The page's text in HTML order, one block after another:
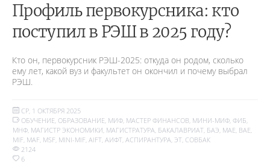
Профиль первокурсника: кто
поступил в РЭШ в 2025 году?
Кто он, первокурсник РЭШ-2025: откуда он родом, сколько
ему лет, какой вуз и факультет он окончил и почему выбрал
РЭШ.
СР, 1 ОКТЯБРЯ 2025
ОБУЧЕНИЕ ОБРАЗОВАНИЕ МИФ МАСТЕР ФИНАНСОВ МИНИ-МИФ ФИБ
МНФ МАГИСТР ЭКОНОМИКИ МАГИСТРАТУРА БАКАЛАВРИАТ БАЭ MAE BAE
MIF MAF MSF MINI-MIF AIFT АИФТ АСПИРАНТУРА ЭТ СОВБАК
2124
6